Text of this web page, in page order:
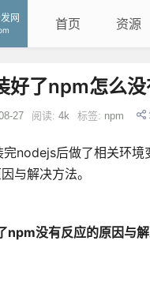
网 首页 资源
好了npm怎么没
27 阅读: 4k 标签: npm
nodejs后做了相关环境
与解决方法。
npm没有反应的原因与解